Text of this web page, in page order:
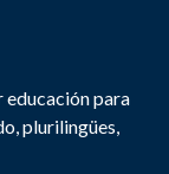
educación para
plurilingües,